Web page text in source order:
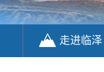
走进临泽